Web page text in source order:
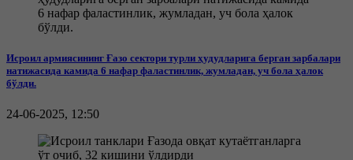
Исроил армиясининг Ғазо сектори турли ҳудудларига берган зарбалари
натижасида камида 6 нафар фаластинлик, жумладан, уч бола ҳалок
бўлди.
24-06-2025, 12:50